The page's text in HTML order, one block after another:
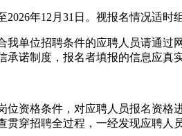
2026年12月31日。视报名情况适时
我单位招聘条件的应聘人员请通过
承诺制度，报名者填报的信息应真
位资格条件，对应聘人员报名资
贯穿招聘全过程，一经发现应聘人